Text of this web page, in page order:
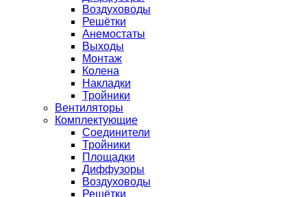
Воздуховоды
Решётки
Анемостаты
Выходы
Монтаж
Колена
Накладки
Тройники
Вентиляторы
Комплектующие
Соединители
Тройники
Площадки
Диффузоры
Воздуховоды
Решётки